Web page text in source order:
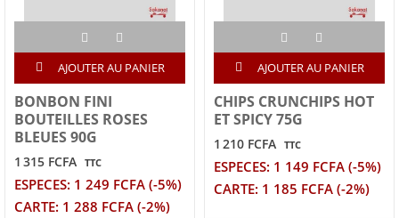
AJOUTER AU PANIER
BONBON FINI
BOUTEILLES ROSES
BLEUES 90G
1 315 FCFA TTC
ESPECES: 1 249 FCFA (-5%)
CARTE: 1 288 FCFA (-2%)
AJOUTER AU PANIER
CHIPS CRUNCHIPS HOT
ET SPICY 75G
1 210 FCFA TTC
ESPECES: 1 149 FCFA (-5%)
CARTE: 1 185 FCFA (-2%)